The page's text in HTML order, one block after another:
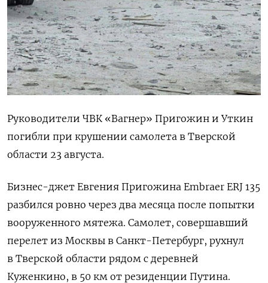
Руководители ЧВК «Вагнер» Пригожин и Уткин
погибли при крушении самолета в Тверской
области 23 августа.
Бизнес-джет Евгения Пригожина Embraer ERJ 135
разбился ровно через два месяца после попытки
вооруженного мятежа. Самолет, совершавший
перелет из Москвы в Санкт-Петербург, рухнул
в Тверской области рядом с деревней
Куженкино, в 50 км от резиденции Путина.